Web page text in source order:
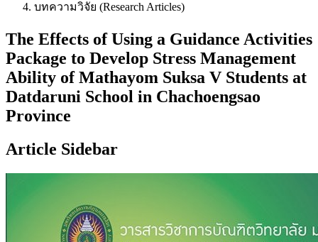
บทความวิจัย (Research Articles)
The Effects of Using a Guidance Activities
Package to Develop Stress Management
Ability of Mathayom Suksa V Students at
Datdaruni School in Chachoengsao
Province
Article Sidebar